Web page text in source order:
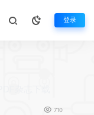
登录
710